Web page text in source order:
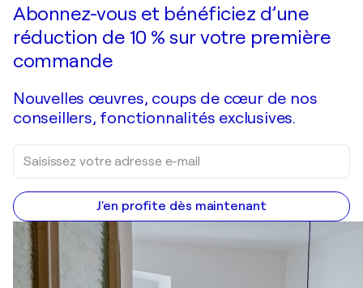
Abonnez-vous et bénéficiez d’une
réduction de 10 % sur votre première
commande
Nouvelles œuvres, coups de cœur de nos
conseillers, fonctionnalités exclusives.
J'en profite dès maintenant